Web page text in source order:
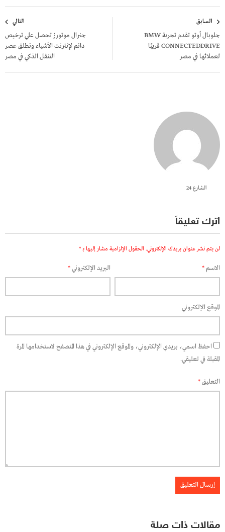
المقالات
السابق
جلوبال أوتو تقدم تجربة BMW
CONNECTEDDRIVE قريبًا
لعملائها في مصر
التالي
جنرال موتورز تحصل علي ترخيص
دائم لإنترنت الأشياء وتطلق عصر
التنقل الذكي في مصر
الشارع 24
اترك تعليقاً
لن يتم نشر عنوان بريدك الإلكتروني. الحقول الإلزامية مشار إليها بـ *
الاسم* البريد الإلكتروني*
الموقع الإلكتروني
احفظ اسمي، بريدي الإلكتروني، والموقع الإلكتروني في هذا المتصفح لاستخدامها المرة
المقبلة في تعليقي.
التعليق*
مقالات ذات صلة